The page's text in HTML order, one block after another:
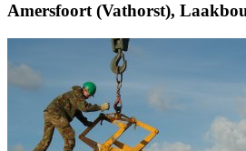
Amersfoort (Vathorst),